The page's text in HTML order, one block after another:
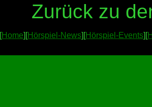
Zurück zu
[Home][Hörspiel-News][Hörspiel-Events][